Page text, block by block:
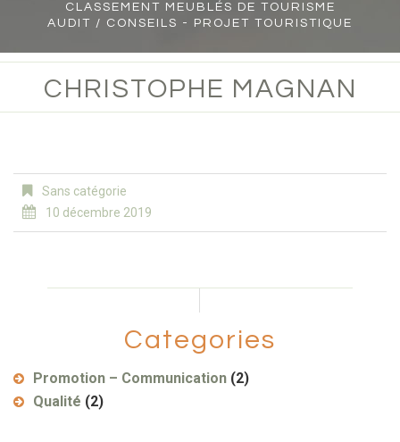
CLASSEMENT
MEUBLÉS DE TOURISME
AUDIT / CONSEILS - PROJET TOURISTIQUE
CHRISTOPHE MAGNAN
Sans catégorie
10 décembre 2019
Categories
Promotion – Communication (2)
Qualité (2)